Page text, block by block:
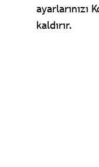
ayarlarınızı
kaldırır.